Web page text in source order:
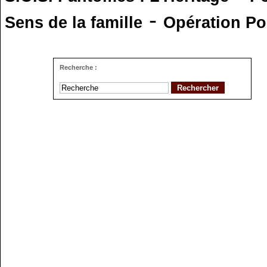
Sens de la famille - Opération
Recherche :